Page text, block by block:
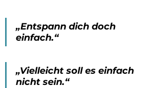
„Entspann dich doch
einfach.“
„Vielleicht soll es einfach
nicht sein.“